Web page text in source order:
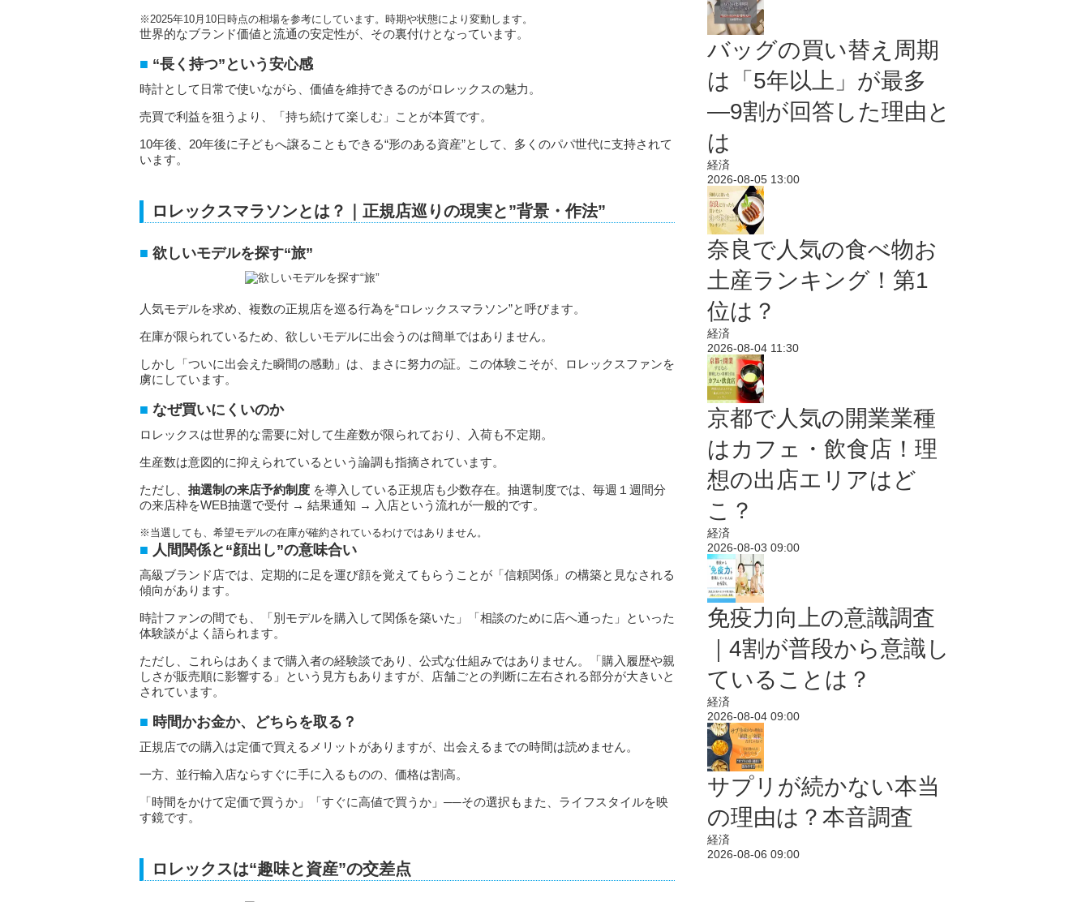
※2025年10月10日時点の相場を参考にしています。時期や状態により変動します。
世界的なブランド価値と流通の安定性が、その裏付けとなっています。
“長く持つ”という安心感
時計として日常で使いながら、価値を維持できるのがロレックスの魅力。
売買で利益を狙うより、「持ち続けて楽しむ」ことが本質です。
10年後、20年後に子どもへ譲ることもできる“形のある資産”として、多くのパパ世代に支持されて
います。
ロレックスマラソンとは？｜正規店巡りの現実と”背景・作法”
欲しいモデルを探す“旅”
人気モデルを求め、複数の正規店を巡る行為を“ロレックスマラソン”と呼びます。
在庫が限られているため、欲しいモデルに出会うのは簡単ではありません。
しかし「ついに出会えた瞬間の感動」は、まさに努力の証。この体験こそが、ロレックスファンを
虜にしています。
なぜ買いにくいのか
ロレックスは世界的な需要に対して生産数が限られており、入荷も不定期。
生産数は意図的に抑えられているという論調も指摘されています。
ただし、 抽選制の来店予約制度 を導入している正規店も少数存在。抽選制度では、毎週１週間分
の来店枠をWEB抽選で受付 → 結果通知 → 入店という流れが一般的です。
※当選しても、希望モデルの在庫が確約されているわけではありません。
人間関係と“顔出し”の意味合い
高級ブランド店では、定期的に足を運び顔を覚えてもらうことが「信頼関係」の構築と見なされる
傾向があります。
時計ファンの間でも、「別モデルを購入して関係を築いた」「相談のために店へ通った」といった
体験談がよく語られます。
ただし、これらはあくまで購入者の経験談であり、公式な仕組みではありません。「購入履歴や親
しさが販売順に影響する」という見方もありますが、店舗ごとの判断に左右される部分が大きいと
されています。
時間かお金か、どちらを取る？
正規店での購入は定価で買えるメリットがありますが、出会えるまでの時間は読めません。
一方、並行輸入店ならすぐに手に入るものの、価格は割高。
「時間をかけて定価で買うか」「すぐに高値で買うか」──その選択もまた、ライフスタイルを映
す鏡です。
ロレックスは“趣味と資産”の交差点
バッグの買い替え周期
は「5年以上」が最多
―9割が回答した理由と
は
経済
2026-08-05 13:00
奈良で人気の食べ物お
土産ランキング！第1
位は？
経済
2026-08-04 11:30
京都で人気の開業業種
はカフェ・飲食店！理
想の出店エリアはど
こ？
経済
2026-08-03 09:00
免疫力向上の意識調査
｜4割が普段から意識し
ていることは？
経済
2026-08-04 09:00
サプリが続かない本当
の理由は？本音調査
経済
2026-08-06 09:00